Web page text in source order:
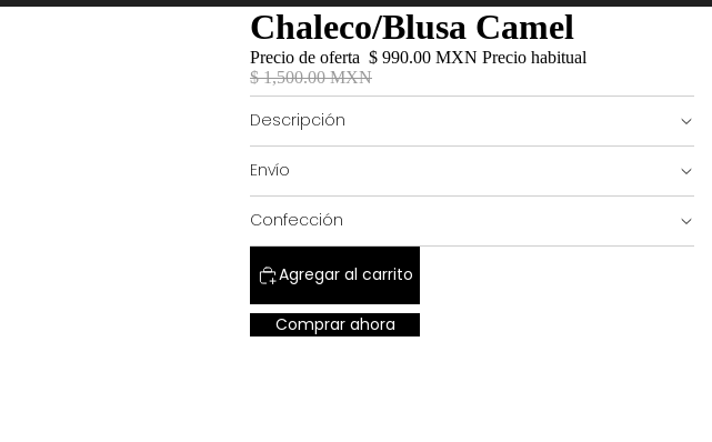
Chaleco/Blusa Camel
Precio de oferta $ 990.00 MXN Precio habitual
$ 1,500.00 MXN
Descripción
Envío
Confección
Agregar al carrito
Comprar ahora